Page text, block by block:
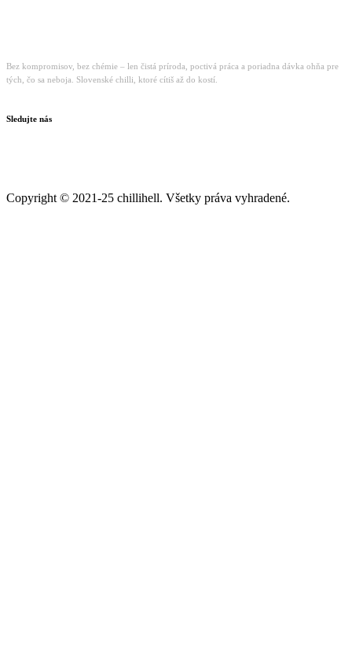
Bez kompromisov, bez chémie – len čistá príroda, poctivá práca a poriadna dávka ohňa pre
tých, čo sa neboja. Slovenské chilli, ktoré cítiš až do kostí.
Sledujte nás
Copyright © 2021-25 chillihell. Všetky práva vyhradené.